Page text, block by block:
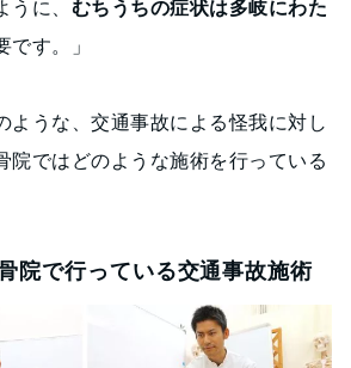
に、 むちうちの症状は多岐にわた
す。」
ような、交通事故による怪我に対し
院ではどのような施術を行っている
院で行っている交通事故施術